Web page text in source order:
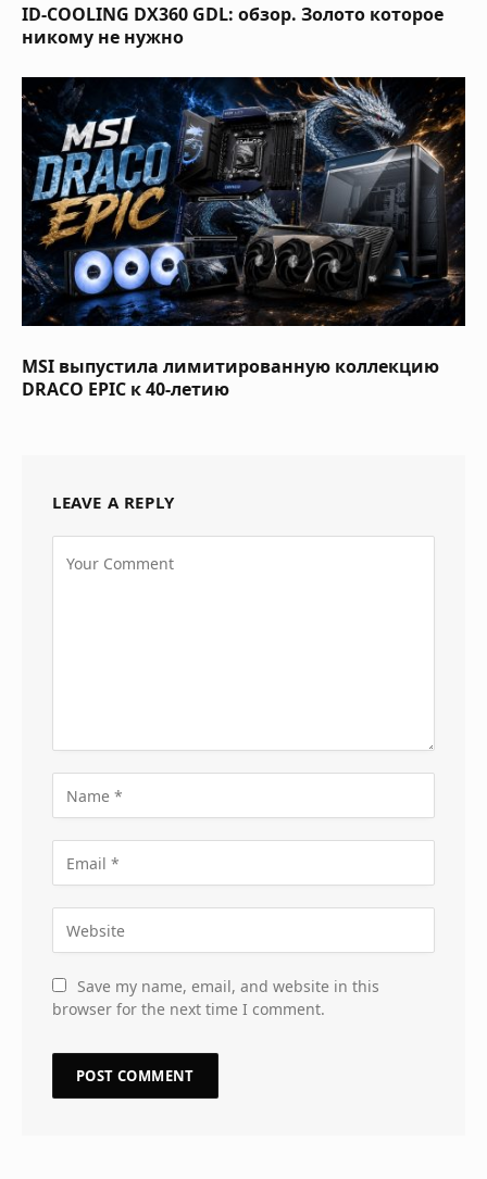
ID-COOLING DX360 GDL: обзор. Золото которое
никому не нужно
MSI выпустила лимитированную коллекцию
DRACO EPIC к 40-летию
LEAVE A REPLY
Save my name, email, and website in this
browser for the next time I comment.